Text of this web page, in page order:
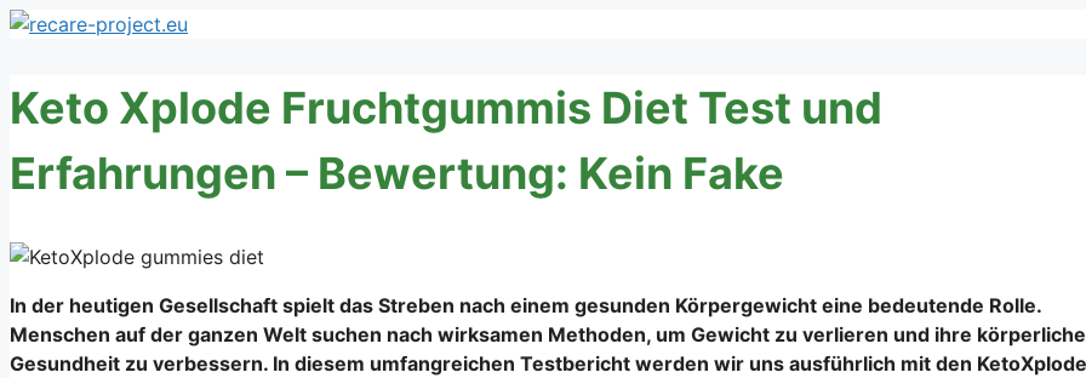
Zum
Keto Xplode Fruchtgummis Diet Test und
Erfahrungen – Bewertung: Kein Fake
In der heutigen Gesellschaft spielt das Streben nach einem gesunden Körpergewicht eine bedeutende Rolle.
Menschen auf der ganzen Welt suchen nach wirksamen Methoden, um Gewicht zu verlieren und ihre körperliche
Gesundheit zu verbessern. In diesem umfangreichen Testbericht werden wir uns ausführlich mit den KetoXplode